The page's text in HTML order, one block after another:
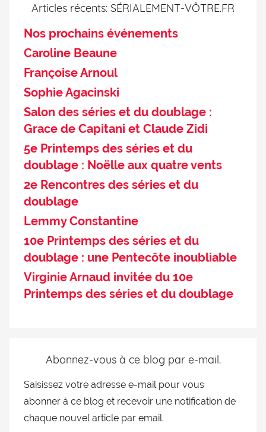
Articles récents: SÉRIALEMENT-VÔTRE.FR
Nos prochains événements
Caroline Beaune
Françoise Arnoul
Sophie Agacinski
Salon des séries et du doublage :
Grace de Capitani et Claude Zidi
5e Printemps des séries et du
doublage : Noëlle aux quatre vents
2e Rencontres des séries et du
doublage
Lemmy Constantine
10e Printemps des séries et du
doublage : une Pentecôte inoubliable
Virginie Arnaud invitée du 10e
Printemps des séries et du doublage
Abonnez-vous à ce blog par e-mail.
Saisissez votre adresse e-mail pour vous
abonner à ce blog et recevoir une notification de
chaque nouvel article par email.